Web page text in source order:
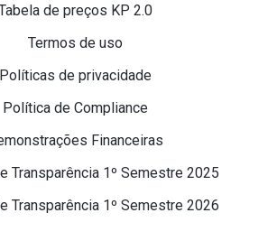
de preços KP 2.0
Termos de uso
Políticas de privacidade
Política de Compliance
Financeiras
Transparência 1º Semestre 2025
Transparência 1º Semestre 2026